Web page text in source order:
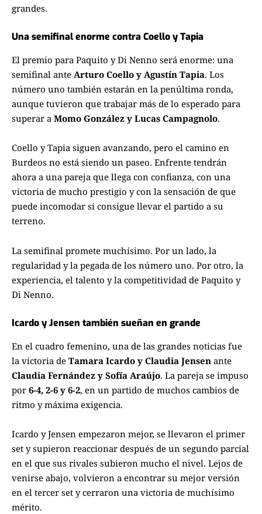
grandes.
Una semifinal enorme contra Coello y Tapia
El premio para Paquito y Di Nenno será enorme: una
semifinal ante Arturo Coello y Agustín Tapia. Los
número uno también estarán en la penúltima ronda,
aunque tuvieron que trabajar más de lo esperado para
superar a Momo González y Lucas Campagnolo.
Coello y Tapia siguen avanzando, pero el camino en
Burdeos no está siendo un paseo. Enfrente tendrán
ahora a una pareja que llega con confianza, con una
victoria de mucho prestigio y con la sensación de que
puede incomodar si consigue llevar el partido a su
terreno.
La semifinal promete muchísimo. Por un lado, la
regularidad y la pegada de los número uno. Por otro, la
experiencia, el talento y la competitividad de Paquito y
Di Nenno.
Icardo y Jensen también sueñan en grande
En el cuadro femenino, una de las grandes noticias fue
la victoria de Tamara Icardo y Claudia Jensen ante
Claudia Fernández y Sofía Araújo. La pareja se impuso
por 6-4, 2-6 y 6-2, en un partido de muchos cambios de
ritmo y máxima exigencia.
Icardo y Jensen empezaron mejor, se llevaron el primer
set y supieron reaccionar después de un segundo parcial
en el que sus rivales subieron mucho el nivel. Lejos de
venirse abajo, volvieron a encontrar su mejor versión
en el tercer set y cerraron una victoria de muchísimo
mérito.